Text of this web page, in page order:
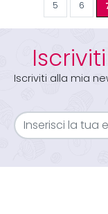
5 6
Iscriviti alla mia